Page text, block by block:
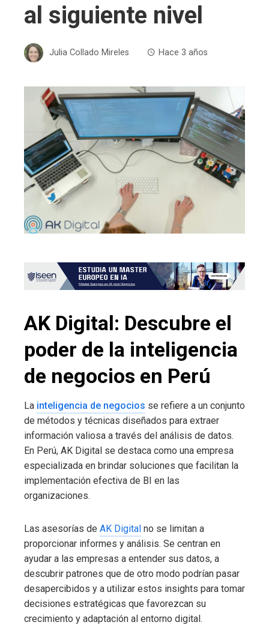
al siguiente nivel
Julia Collado Mireles Hace 3 años
AK Digital: Descubre el
poder de la inteligencia
de negocios en Perú
La inteligencia de negocios se refiere a un conjunto
de métodos y técnicas diseñados para extraer
información valiosa a través del análisis de datos.
En Perú, AK Digital se destaca como una empresa
especializada en brindar soluciones que facilitan la
implementación efectiva de BI en las
organizaciones.
Las asesorías de AK Digital no se limitan a
proporcionar informes y análisis. Se centran en
ayudar a las empresas a entender sus datos, a
descubrir patrones que de otro modo podrían pasar
desapercibidos y a utilizar estos insights para tomar
decisiones estratégicas que favorezcan su
crecimiento y adaptación al entorno digital.